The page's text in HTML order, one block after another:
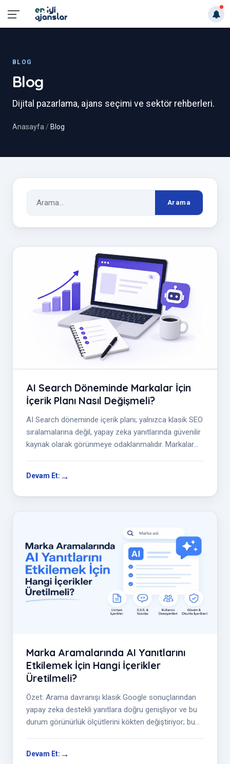
BLOG
Blog
Dijital pazarlama, ajans seçimi ve sektör rehberleri.
Anasayfa Blog
Arama
AI Search Döneminde Markalar İçin
İçerik Planı Nasıl Değişmeli?
AI Search döneminde içerik planı; yalnızca klasik SEO
sıralamalarına değil, yapay zeka yanıtlarında güvenilir
kaynak olarak görünmeye odaklanmalıdır. Markalar
Devam Et:
Marka Aramalarında AI Yanıtlarını
Etkilemek İçin Hangi İçerikler
Üretilmeli?
Özet: Arama davranışı klasik Google sonuçlarından
yapay zeka destekli yanıtlara doğru genişliyor ve bu
durum görünürlük ölçütlerini kökten değiştiriyor; bu
Devam Et: